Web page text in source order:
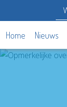
Home Nieuws